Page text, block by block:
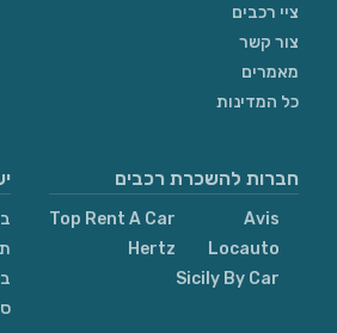
ציי רכבים
צור קשר
מאמרים
כל המדינות
חברות להשכרת רכבים
Avis
Locauto
Sicily By Car
Top Rent A Car
Hertz